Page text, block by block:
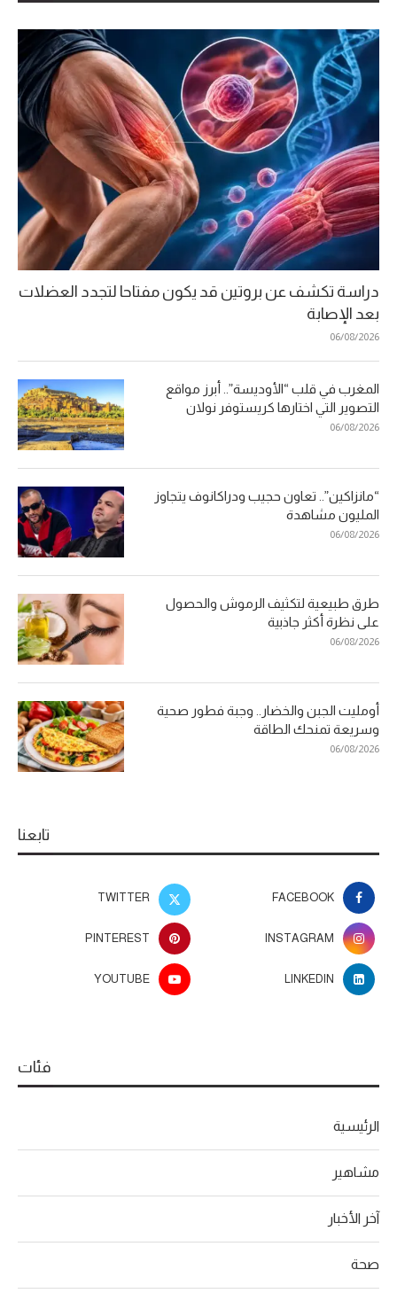
دراسة تكشف عن بروتين قد يكون مفتاحا لتجدد العضلات
بعد الإصابة
06/08/2026
المغرب في قلب “الأوديسة”.. أبرز مواقع
التصوير التي اختارها كريستوفر نولان
06/08/2026
“مانزاكين”.. تعاون حجيب ودراكانوف يتجاوز
المليون مشاهدة
06/08/2026
طرق طبيعية لتكثيف الرموش والحصول
على نظرة أكثر جاذبية
06/08/2026
أومليت الجبن والخضار.. وجبة فطور صحية
وسريعة تمنحك الطاقة
06/08/2026
تابعنا
FACEBOOK
TWITTER
INSTAGRAM
PINTEREST
LINKEDIN
YOUTUBE
فئات
الرئيسية
مشاهير
آخر الأخبار
صحة